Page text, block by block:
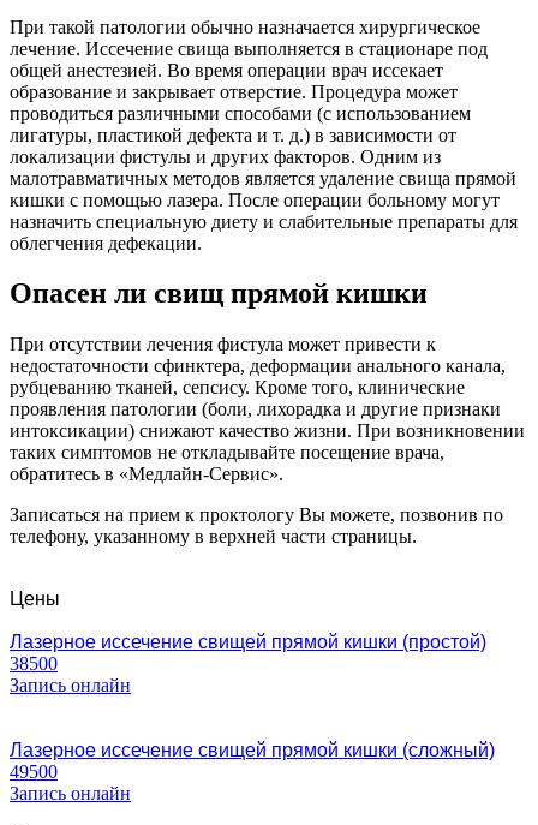
При такой патологии обычно назначается хирургическое
лечение. Иссечение свища выполняется в стационаре под
общей анестезией. Во время операции врач иссекает
образование и закрывает отверстие. Процедура может
проводиться различными способами (с использованием
лигатуры, пластикой дефекта и т. д.) в зависимости от
локализации фистулы и других факторов. Одним из
малотравматичных методов является удаление свища прямой
кишки с помощью лазера. После операции больному могут
назначить специальную диету и слабительные препараты для
облегчения дефекации.
Опасен ли свищ прямой кишки
При отсутствии лечения фистула может привести к
недостаточности сфинктера, деформации анального канала,
рубцеванию тканей, сепсису. Кроме того, клинические
проявления патологии (боли, лихорадка и другие признаки
интоксикации) снижают качество жизни. При возникновении
таких симптомов не откладывайте посещение врача,
обратитесь в «Медлайн-Сервис».
Записаться на прием к проктологу Вы можете, позвонив по
телефону, указанному в верхней части страницы.
Цены
Лазерное иссечение свищей прямой кишки (простой)
38500
Запись онлайн
Лазерное иссечение свищей прямой кишки (сложный)
49500
Запись онлайн